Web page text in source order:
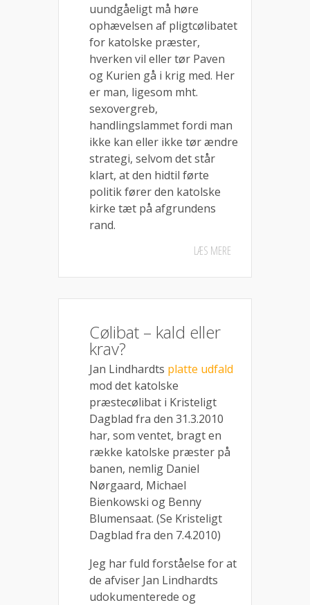
uundgåeligt må høre
ophævelsen af pligtcølibatet
for katolske præster,
hverken vil eller tør Paven
og Kurien gå i krig med. Her
er man, ligesom mht.
sexovergreb,
handlingslammet fordi man
ikke kan eller ikke tør ændre
strategi, selvom det står
klart, at den hidtil førte
politik fører den katolske
kirke tæt på afgrundens
rand.
LÆS MERE
Cølibat – kald eller
krav?
Jan Lindhardts platte udfald
mod det katolske
præstecølibat i Kristeligt
Dagblad fra den 31.3.2010
har, som ventet, bragt en
række katolske præster på
banen, nemlig Daniel
Nørgaard, Michael
Bienkowski og Benny
Blumensaat. (Se Kristeligt
Dagblad fra den 7.4.2010)
Jeg har fuld forståelse for at
de afviser Jan Lindhardts
udokumenterede og